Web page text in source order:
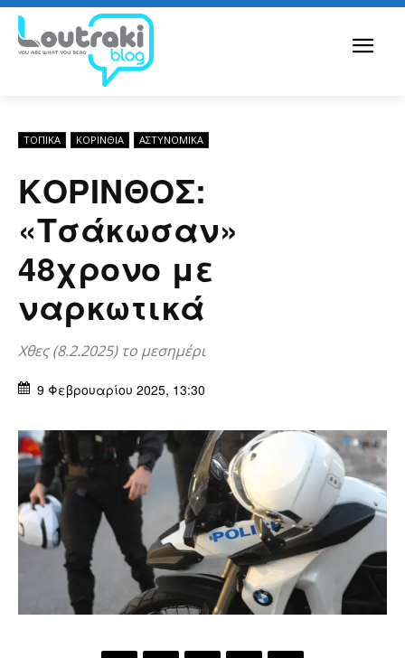
ΤΟΠΙΚΑ ΚΟΡΙΝΘΊΑ ΑΣΤΥΝΟΜΙΚΆ
ΚΟΡΙΝΘΟΣ:
«Τσάκωσαν»
48χρονο με
ναρκωτικά
Χθες (8.2.2025) το μεσημέρι
9 Φεβρουαρίου 2025, 13:30